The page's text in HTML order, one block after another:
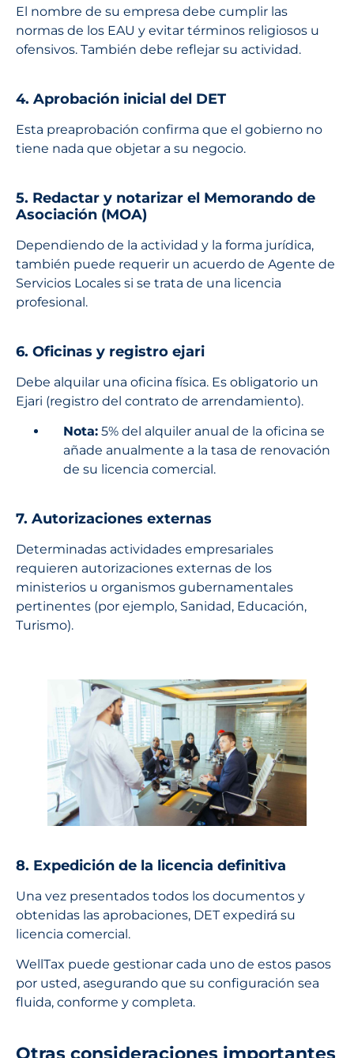
El nombre de su empresa debe cumplir las
normas de los EAU y evitar términos religiosos u
ofensivos. También debe reflejar su actividad.
4. Aprobación inicial del DET
Esta preaprobación confirma que el gobierno no
tiene nada que objetar a su negocio.
5. Redactar y notarizar el Memorando de
Asociación (MOA)
Dependiendo de la actividad y la forma jurídica,
también puede requerir un acuerdo de Agente de
Servicios Locales si se trata de una licencia
profesional.
6. Oficinas y registro ejari
Debe alquilar una oficina física. Es obligatorio un
Ejari (registro del contrato de arrendamiento).
Nota: 5% del alquiler anual de la oficina se
añade anualmente a la tasa de renovación
de su licencia comercial.
7. Autorizaciones externas
Determinadas actividades empresariales
requieren autorizaciones externas de los
ministerios u organismos gubernamentales
pertinentes (por ejemplo, Sanidad, Educación,
Turismo).
8. Expedición de la licencia definitiva
Una vez presentados todos los documentos y
obtenidas las aprobaciones, DET expedirá su
licencia comercial.
WellTax puede gestionar cada uno de estos pasos
por usted, asegurando que su configuración sea
fluida, conforme y completa.